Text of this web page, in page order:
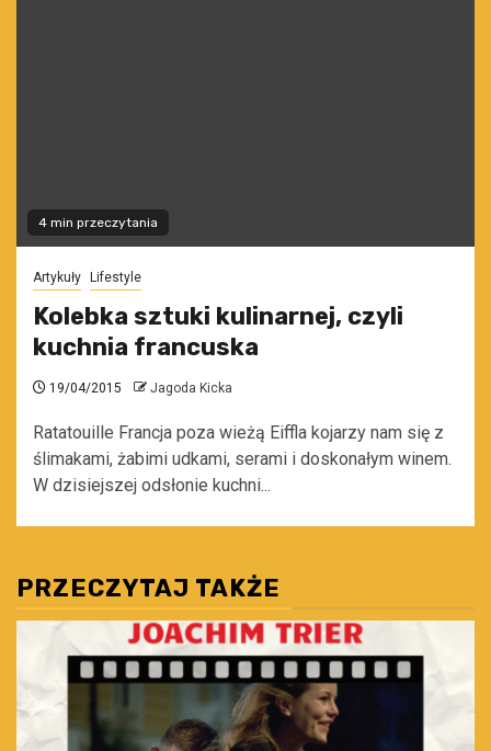
4 min przeczytania
Artykuły Lifestyle
Kolebka sztuki kulinarnej, czyli
kuchnia francuska
19/04/2015 Jagoda Kicka
Ratatouille Francja poza wieżą Eiffla kojarzy nam się z
ślimakami, żabimi udkami, serami i doskonałym winem.
W dzisiejszej odsłonie kuchni...
PRZECZYTAJ TAKŻE